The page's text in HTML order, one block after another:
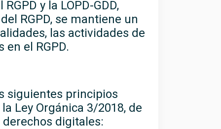
y la LOPD-GDD,
RGPD, se mantiene un
las actividades de
el RGPD.
siguientes principios
Ley Orgánica 3/2018, de
digitales: